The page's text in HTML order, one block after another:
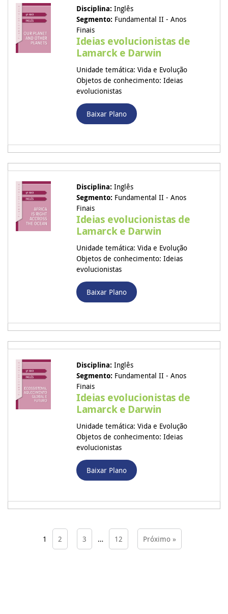
Disciplina: Inglês
Segmento: Fundamental II - Anos
Finais
Ideias evolucionistas de
Lamarck e Darwin
Unidade temática: Vida e Evolução
Objetos de conhecimento: Ideias
evolucionistas
Baixar Plano
Disciplina: Inglês
Segmento: Fundamental II - Anos
Finais
Ideias evolucionistas de
Lamarck e Darwin
Unidade temática: Vida e Evolução
Objetos de conhecimento: Ideias
evolucionistas
Baixar Plano
Disciplina: Inglês
Segmento: Fundamental II - Anos
Finais
Ideias evolucionistas de
Lamarck e Darwin
Unidade temática: Vida e Evolução
Objetos de conhecimento: Ideias
evolucionistas
Baixar Plano
1 2 3 … 12 Próximo »